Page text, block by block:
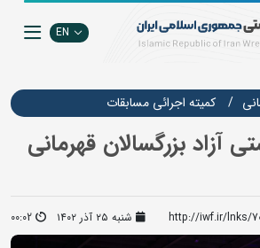
EN
كميته اجرائي مسابقات
آزاد بزرگسالان قهرمانی
http://iwf.ir/lnks/ شنبه ۲۵ آذر ۱۴۰۲ 00:02